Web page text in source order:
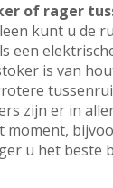
of rager
kunt u de
een
is van
zijn er in
moment,
u het beste